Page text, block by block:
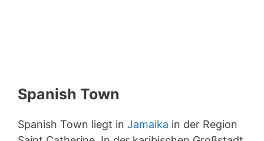
Spanish Town
Spanish Town liegt in Jamaika in der Region